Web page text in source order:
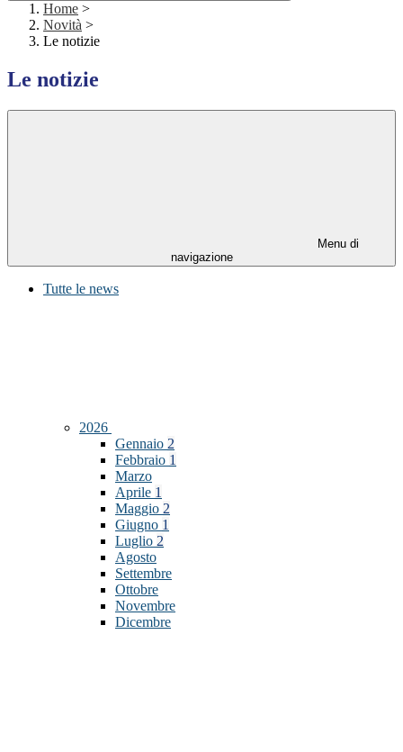
Home >
Novità >
Le notizie
Le notizie
Menu di
navigazione
Tutte le news
2026
Gennaio 2
Febbraio 1
Marzo
Aprile 1
Maggio 2
Giugno 1
Luglio 2
Agosto
Settembre
Ottobre
Novembre
Dicembre